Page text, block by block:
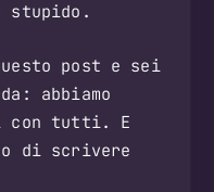
stupido.
post e sei
abbiamo
con tutti. E
di scrivere